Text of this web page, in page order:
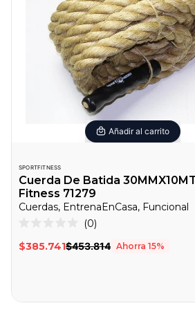
Añadir al carrito
SPORTFITNESS
Cuerda De Batida
Fitness 71279
Cuerdas, EntrenaEnCasa, Funcional
0
de
0
para
$385.741$453.814 Ahorra 15%